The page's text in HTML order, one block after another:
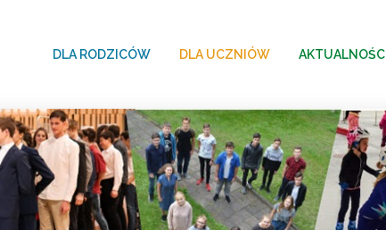
DLA RODZICÓW DLA UCZNIÓW AKTUALNOŚCI